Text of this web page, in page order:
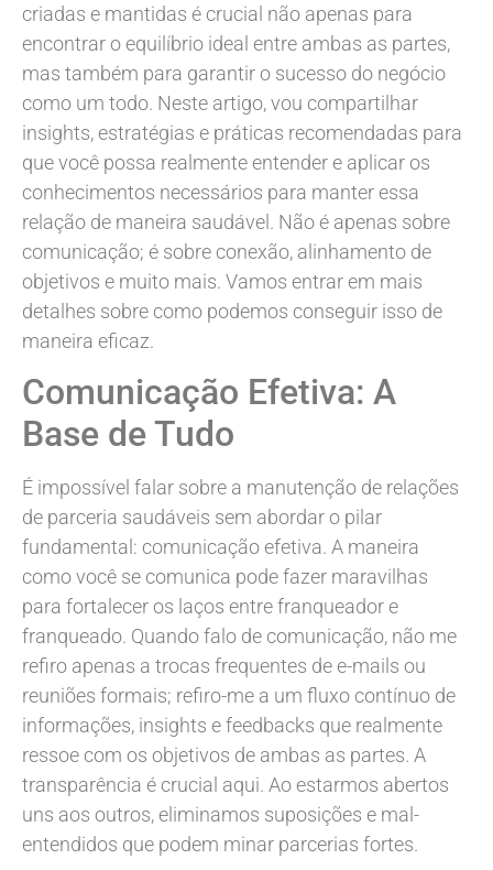
criadas e mantidas é crucial não apenas para
encontrar o equilíbrio ideal entre ambas as partes,
mas também para garantir o sucesso do negócio
como um todo. Neste artigo, vou compartilhar
insights, estratégias e práticas recomendadas para
que você possa realmente entender e aplicar os
conhecimentos necessários para manter essa
relação de maneira saudável. Não é apenas sobre
comunicação; é sobre conexão, alinhamento de
objetivos e muito mais. Vamos entrar em mais
detalhes sobre como podemos conseguir isso de
maneira eficaz.
Comunicação Efetiva: A
Base de Tudo
É impossível falar sobre a manutenção de relações
de parceria saudáveis sem abordar o pilar
fundamental: comunicação efetiva. A maneira
como você se comunica pode fazer maravilhas
para fortalecer os laços entre franqueador e
franqueado. Quando falo de comunicação, não me
refiro apenas a trocas frequentes de e-mails ou
reuniões formais; refiro-me a um fluxo contínuo de
informações, insights e feedbacks que realmente
ressoe com os objetivos de ambas as partes. A
transparência é crucial aqui. Ao estarmos abertos
uns aos outros, eliminamos suposições e mal-
entendidos que podem minar parcerias fortes.